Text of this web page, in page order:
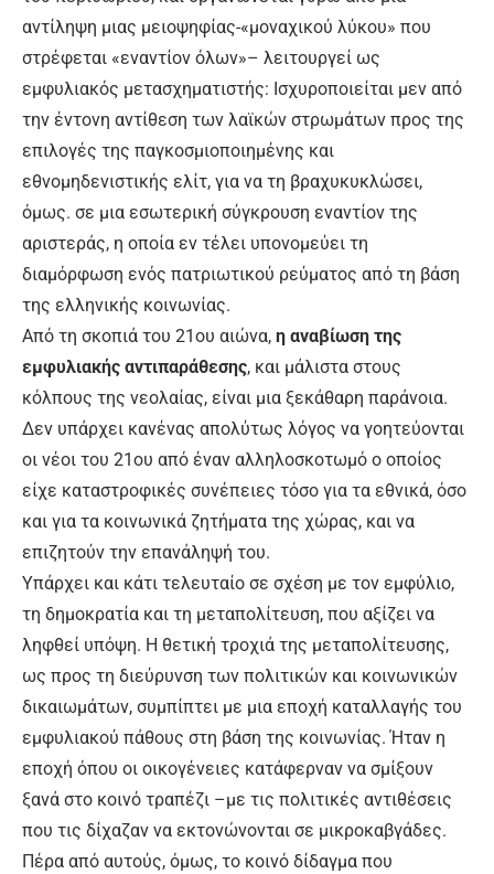
αντίληψη μιας μειοψηφίας-«μοναχικού λύκου» που
στρέφεται «εναντίον όλων»– λειτουργεί ως
εμφυλιακός μετασχηματιστής: Ισχυροποιείται μεν από
την έντονη αντίθεση των λαϊκών στρωμάτων προς της
επιλογές της παγκοσμιοποιημένης και
εθνομηδενιστικής ελίτ, για να τη βραχυκυκλώσει,
όμως. σε μια εσωτερική σύγκρουση εναντίον της
αριστεράς, η οποία εν τέλει υπονομεύει τη
διαμόρφωση ενός πατριωτικού ρεύματος από τη βάση
της ελληνικής κοινωνίας.
Από τη σκοπιά του 21ου αιώνα, η αναβίωση της
εμφυλιακής αντιπαράθεσης, και μάλιστα στους
κόλπους της νεολαίας, είναι μια ξεκάθαρη παράνοια.
Δεν υπάρχει κανένας απολύτως λόγος να γοητεύονται
οι νέοι του 21ου από έναν αλληλοσκοτωμό ο οποίος
είχε καταστροφικές συνέπειες τόσο για τα εθνικά, όσο
και για τα κοινωνικά ζητήματα της χώρας, και να
επιζητούν την επανάληψή του.
Υπάρχει και κάτι τελευταίο σε σχέση με τον εμφύλιο,
τη δημοκρατία και τη μεταπολίτευση, που αξίζει να
ληφθεί υπόψη. Η θετική τροχιά της μεταπολίτευσης,
ως προς τη διεύρυνση των πολιτικών και κοινωνικών
δικαιωμάτων, συμπίπτει με μια εποχή καταλλαγής του
εμφυλιακού πάθους στη βάση της κοινωνίας. Ήταν η
εποχή όπου οι οικογένειες κατάφερναν να σμίξουν
ξανά στο κοινό τραπέζι –με τις πολιτικές αντιθέσεις
που τις δίχαζαν να εκτονώνονται σε μικροκαβγάδες.
Πέρα από αυτούς, όμως, το κοινό δίδαγμα που